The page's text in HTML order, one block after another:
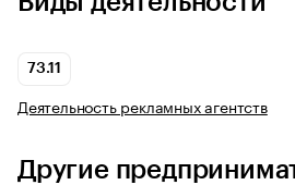
73.11
Деятельность рекламных агентств
Другие